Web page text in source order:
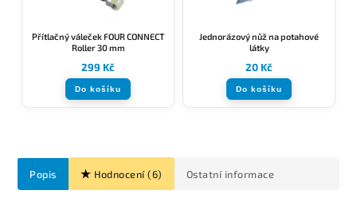
Přítlačný váleček FOUR CONNECT
Roller 30 mm
299 Kč
Do košíku
Jednorázový nůž na potahové
látky
20 Kč
Do košíku
Popis Hodnocení (6) Ostatní informace